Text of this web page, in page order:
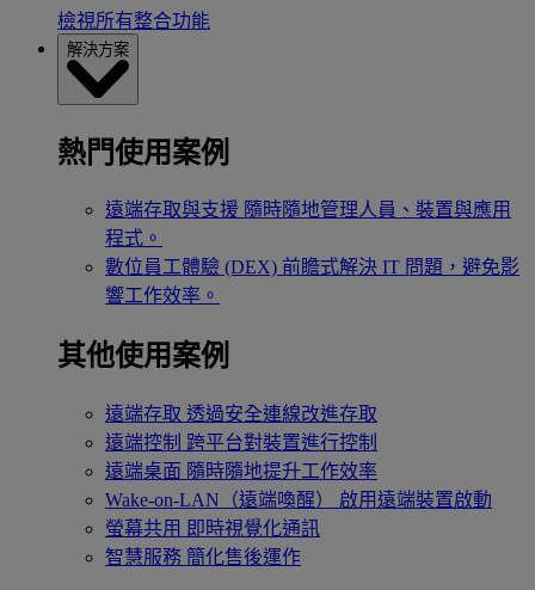
檢視所有整合功能
解決方案
熱門使用案例
遠端存取與支援 隨時隨地管理人員、裝置與應用
程式。
數位員工體驗 (DEX) 前瞻式解決 IT 問題，避免影
響工作效率。
其他使用案例
遠端存取 透過安全連線改進存取
遠端控制 跨平台對裝置進行控制
遠端桌面 隨時隨地提升工作效率
Wake-on-LAN（遠端喚醒）
啟用遠端裝置啟動
螢幕共用 即時視覺化通訊
智慧服務 簡化售後運作